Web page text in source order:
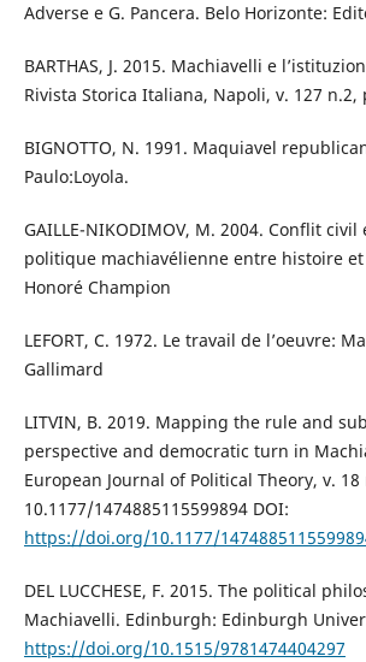
Adverse e G. Pancera. Belo Horizonte:
BARTHAS, J. 2015. Machiavelli e
Rivista Storica Italiana, Napoli, v. 127 n.2,
BIGNOTTO, N. 1991. Maquiavel
Paulo:Loyola.
GAILLE-NIKODIMOV, M. 2004. Conflit
politique machiavélienne entre histoire
Honoré Champion
LEFORT, C. 1972. Le travail de l’oeuvre:
Gallimard
LITVIN, B. 2019. Mapping the rule and
perspective and democratic turn in
European Journal of Political Theory, v.
10.1177/1474885115599894 DOI:
https://doi.org/10.1177/
DEL LUCCHESE, F. 2015. The political
Machiavelli. Edinburgh: Edinburgh
https://doi.org/10.1515/9781474404297